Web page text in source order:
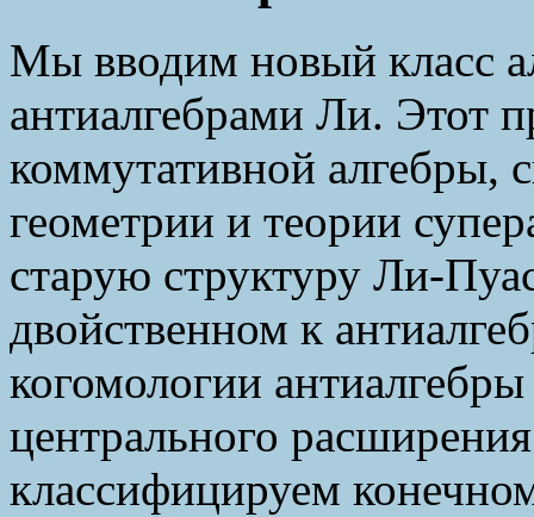
Мы вводим новый класс
антиалгебрами Ли. Этот
коммутативной алгебры,
геометрии и теории
старую структуру Ли-
двойственном к
когомологии
центрального
классифицируем